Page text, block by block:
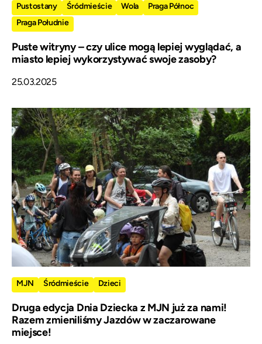
Pustostany Śródmieście Wola
Praga Północ
Praga Południe
Puste witryny – czy ulice mogą lepiej wyglądać, a
miasto lepiej wykorzystywać swoje zasoby?
25.03.2025
MJN Śródmieście Dzieci
Druga edycja Dnia Dziecka z MJN już za nami!
Razem zmieniliśmy Jazdów w zaczarowane
miejsce!